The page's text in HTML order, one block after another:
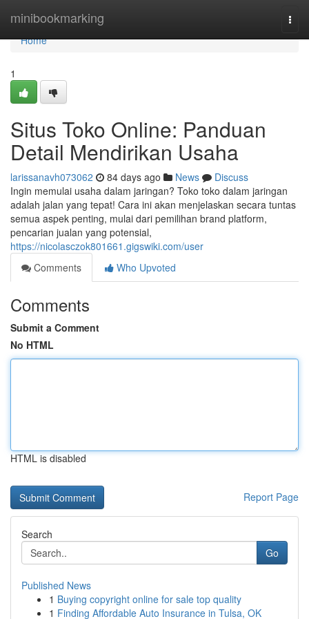
minibookmarking
Home
Home
1
Situs Toko Online: Panduan
Detail Mendirikan Usaha
larissanavh073062 84 days ago News
Discuss
Ingin memulai usaha dalam jaringan? Toko toko dalam jaringan
adalah jalan yang tepat! Cara ini akan menjelaskan secara tuntas
semua aspek penting, mulai dari pemilihan brand platform,
pencarian jualan yang potensial,
https://nicolasczok801661.gigswiki.com/user
Comments
Who Upvoted
Comments
Submit a Comment
No HTML
HTML is disabled
Report Page
Search
Go
Published News
1 Buying copyright online for sale top quality
1 Finding Affordable Auto Insurance in Tulsa, OK